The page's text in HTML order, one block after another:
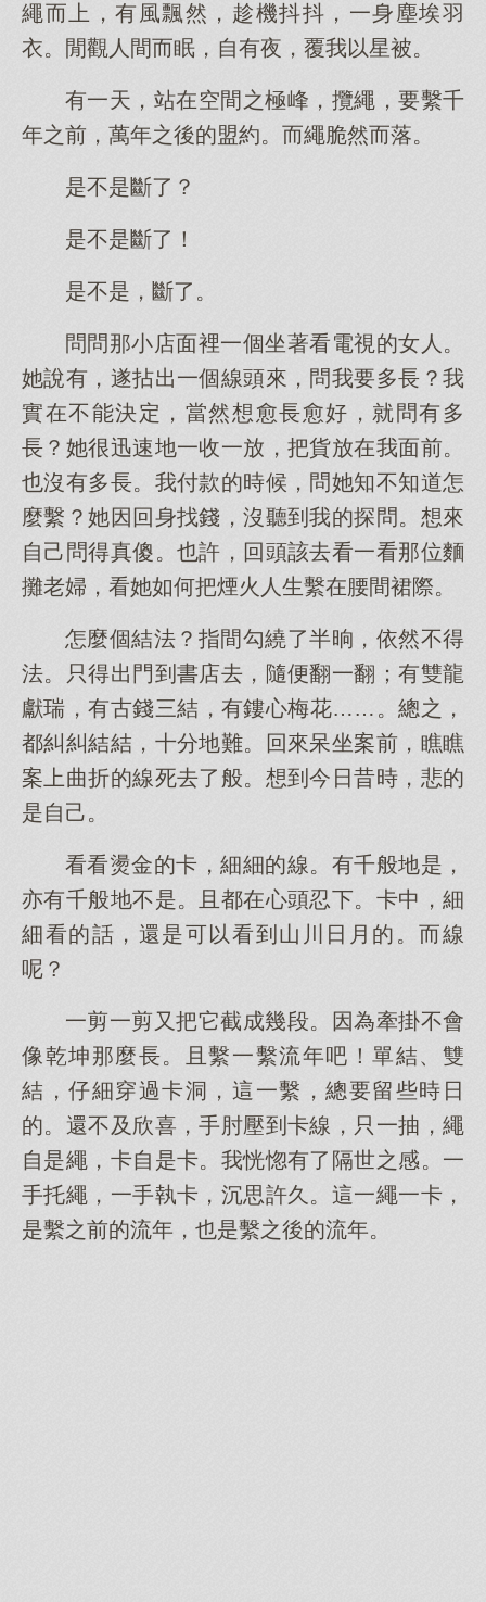
繩而上，有風飄然，趁機抖抖，一身塵埃羽
衣。閒觀人間而眠，自有夜，覆我以星被。
有一天，站在空間之極峰，攬繩，要繫千
年之前，萬年之後的盟約。而繩脆然而落。
是不是斷了？
是不是斷了！
是不是，斷了。
問問那小店面裡一個坐著看電視的女人。
她說有，遂拈出一個線頭來，問我要多長？我
實在不能決定，當然想愈長愈好，就問有多
長？她很迅速地一收一放，把貨放在我面前。
也沒有多長。我付款的時候，問她知不知道怎
麼繫？她因回身找錢，沒聽到我的探問。想來
自己問得真傻。也許，回頭該去看一看那位麵
攤老婦，看她如何把煙火人生繫在腰間裙際。
怎麼個結法？指間勾繞了半晌，依然不得
法。只得出門到書店去，隨便翻一翻；有雙龍
獻瑞，有古錢三結，有鏤心梅花……。總之，
都糾糾結結，十分地難。回來呆坐案前，瞧瞧
案上曲折的線死去了般。想到今日昔時，悲的
是自己。
看看燙金的卡，細細的線。有千般地是，
亦有千般地不是。且都在心頭忍下。卡中，細
細看的話，還是可以看到山川日月的。而線
呢？
一剪一剪又把它截成幾段。因為牽掛不會
像乾坤那麼長。且繫一繫流年吧！單結、雙
結，仔細穿過卡洞，這一繫，總要留些時日
的。還不及欣喜，手肘壓到卡線，只一抽，繩
自是繩，卡自是卡。我恍惚有了隔世之感。一
手托繩，一手執卡，沉思許久。這一繩一卡，
是繫之前的流年，也是繫之後的流年。